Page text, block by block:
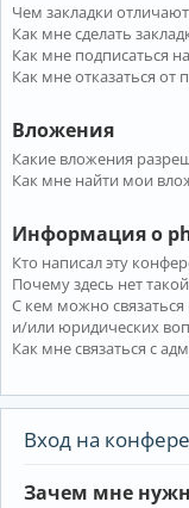
Чем закладки
Как мне сделать
Как мне подписаться
Как мне отказаться от
Вложения
Какие вложения
Как мне найти мои
Информация о
Кто написал эту
Почему здесь нет
С кем можно
и/или юридических
Как мне связаться с
Вход на
Зачем мне